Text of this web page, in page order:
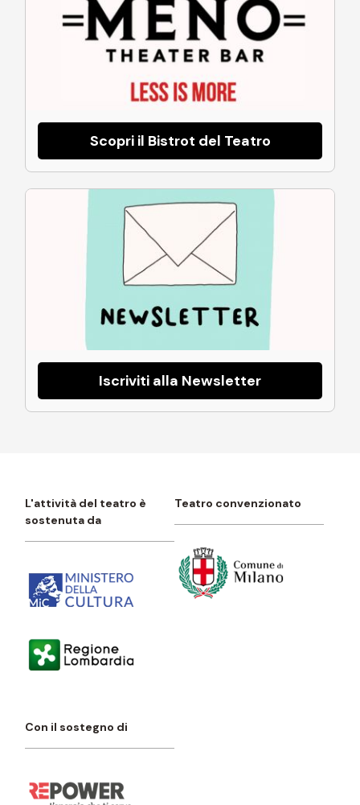
Scopri il Bistrot del Teatro
Iscriviti alla Newsletter
L'attività del teatro è
sostenuta da
Teatro convenzionato
Con il sostegno di